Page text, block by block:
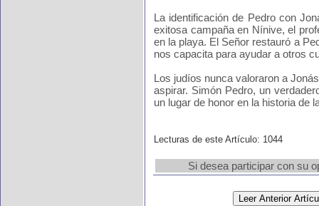
La identificación de Pedro con
exitosa campaña en Nínive, el
en la playa. El Señor restauró a
nos capacita para ayudar a otros
Los judíos nunca valoraron a
aspirar. Simón Pedro, un
un lugar de honor en la historia de
Lecturas de este Artículo: 1044
Si desea participar con su